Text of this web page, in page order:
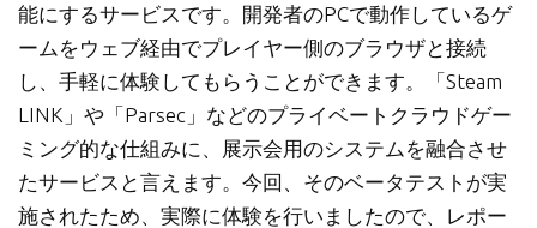
能にするサービスです。開発者のPCで動作しているゲ
ームをウェブ経由でプレイヤー側のブラウザと接続
し、手軽に体験してもらうことができます。「Steam
LINK」や「Parsec」などのプライベートクラウドゲー
ミング的な仕組みに、展示会用のシステムを融合させ
たサービスと言えます。今回、そのベータテストが実
施されたため、実際に体験を行いましたので、レポー